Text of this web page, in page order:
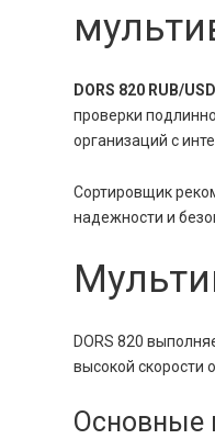
DORS 820 RUB/
проверки
организаций с
Сортировщик
надежности и
DORS 820
высокой скорости
Основные